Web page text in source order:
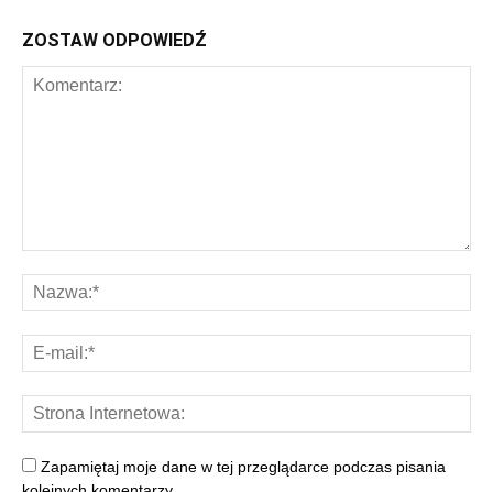
ZOSTAW ODPOWIEDŹ
Zapamiętaj moje dane w tej przeglądarce podczas pisania